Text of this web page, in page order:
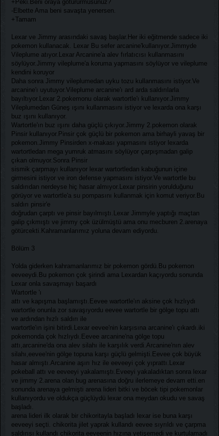
+Peki.Beni oraya götürürmüsünüz?
-Elbette Ama beni savaşta yenersen.
+Tamam
Lexar ve Jimmy arasındaki savaş başlar.Her iki eğitmende sadece iki
pokemon kullanacak. Lexar Bu sefer arcanine'kullanıyor.Jimmyde
Vileplume atıyor.Lexar Arcanine'a alev fırlatıcısı kullanmasını
söylüyor.Jimmy vileplume'a koruma yapmasını söylüyor ve vileplume
kendini koruyor
Daha sonra Jimmy vileplumedan uyku tozu kullanmasını istiyor.Ve
arcanine'ı uyutuyor.Vileplume arcanine'ı ard arda saldırılarla
bayıltıyor.Lexar 2.pokemonu olarak wartortle'ı kullanıyor.Jimmy
Vileplumedan Güneş ışını kullanmasını istiyor ve lexarda ona karşı
buz ışını kullanıyor.
Wartortle'ın buz ışını daha güçlü çıkıyor.Jimmy 2.pokemon olarak
Pinsir kullanıyor.Pinsir çok güçlü bir pokemon ama birhayli yavaş bir
pokemon.Jimmy Pinsirden x-makası yapmasını istiyor lexarda
wartortledan mega yumruk atmasını söylüyor çarpışmadan galip
çıkan olmuyor.Sonra Pinsir
sismik çarpmayı kullanıyor lexar wartortledan kabuğunun içine
girmesini istiyor ve iron defense yapmasını istiyor.Ve wartortle bu
saldırıdan nerdeyse hiç hasar almıyor.Lexar pinsirin yorulduğunu
görüyor ve wartortle'a su pompasını kullanmak için komut veriyor.Bu
saldırı pinsir'e
doğrudan çarptı ve pinsir bayılmıştı.Lexar Jimmyle yaptığı maçtan
galip çıkmıştı ve jimmy çok üzülmüştü ama onu mecburen 2.arenaya
götürcekti.Kahramanlarımız yoluna devam ediyordu.
Bölüm 3
Yolda giderken kahramanlarımız bir pokemon gördü.Bu pokemon
eeveeydi.Bu pokemon çok şirindi ama Lexardan kaçıyordu sonunda
Lexar onla savaşmayı başardı
Wartortle 'ı
attı ve kapışma başlamıştı.Eevee wartortle'ın aksine çok hızlıydı
wartortle onunla zor savaşıyordu eevee wartortle bir gölge topu attı
ve ardından hızlı saldırı ile
wartortle'ın işini bitirdi.Lexar eevee'nin karşısına arcanine'ı çıkardı.iki
pokemonda çok hızlıydı.Eevee arcanine'na gölge topu
attı,arcanine'da ona alev silahı ile karşılık verdi.Arcanine'nın alev
silahı,eevee'nin gölge topuna karşı güçlü gelmişti.Eevee çok büyük
hasar almıştı.Arcanine aşırı hız ile eeveeyi çok yıprattı.Lexar
pokeball attı ve eeveeyi yakalamıştı.Eveeyi yakaladıktan sonra lexar
ve jimmy 2.arena olan bug arenasına doğru ilerlemeye devam etti.en
sonunda arenaya gelmişti arena lideri bitki ve böcek tipi pokemonlar
kullanıyordu ve oldukça güçlüydü lexar ona meydan okudu ve savaş
başladı.
arena lideri ilk olarak bir chikoritayla başladı lexar ise buna karşı
eeveeyi seçti. chikorita jilet yaprak kullandı eevee sıyrıldı ve çarpma
saldırısı kullandı chikorita eeveenin hızına yetişemedi ve kurtulamadı